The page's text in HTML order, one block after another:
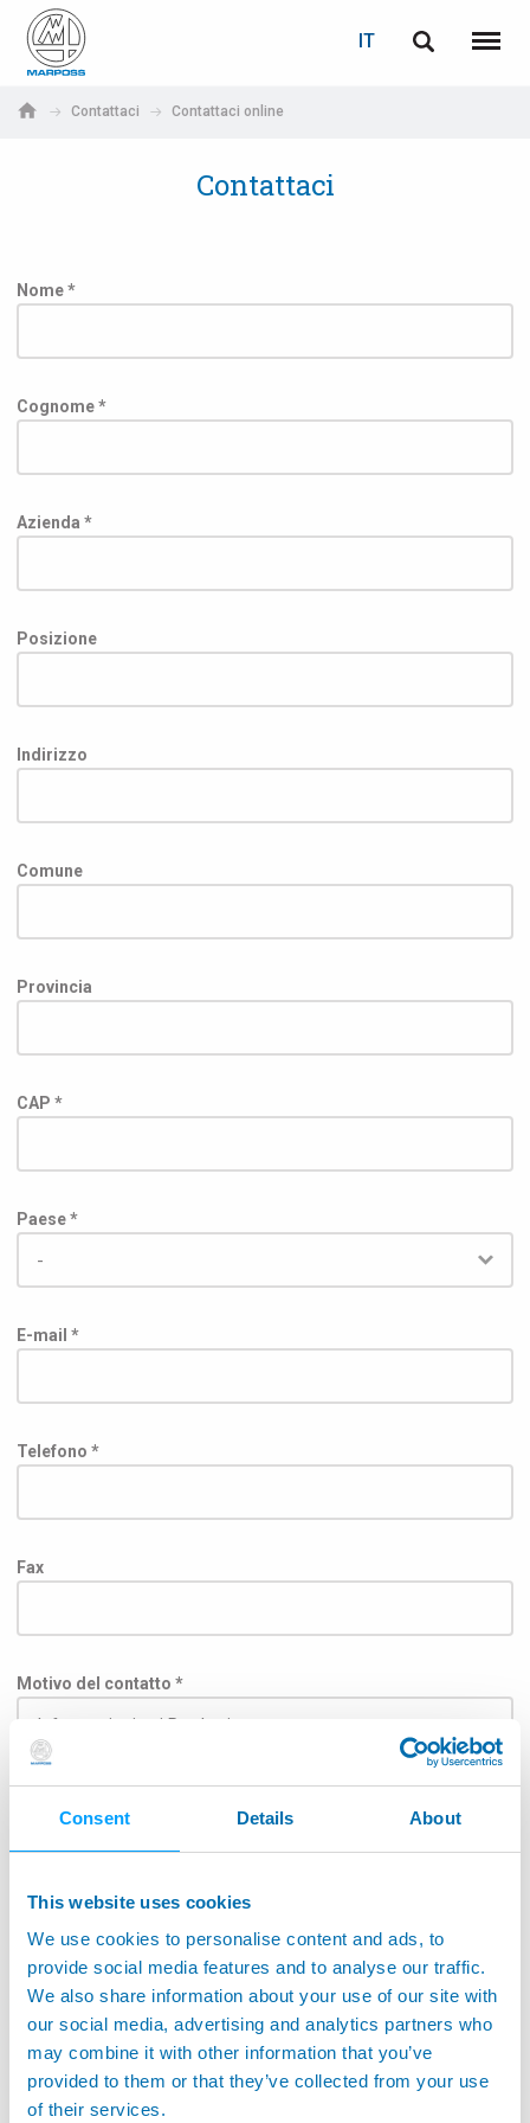
Consent Details About
This website uses cookies
We use cookies to personalise content and ads, to
provide social media features and to analyse our traffic.
We also share information about your use of our site with
our social media, advertising and analytics partners who
may combine it with other information that you’ve
provided to them or that they’ve collected from your use
of their services.
S.p.A.
IT
Menu
Contattaci Contattaci online
Contattaci
Nome *
Cognome *
Azienda *
Posizione
Indirizzo
Comune
Provincia
CAP *
Paese *
E-mail *
Telefono *
Fax
Motivo del contatto *
Per consentire la consegna del messaggio direttamente
all'ufficio competente seleziona il campo applicativo nella
Industria Aerospaziale
Applicazioni su macchina utensile
Deutsch
LOGIN